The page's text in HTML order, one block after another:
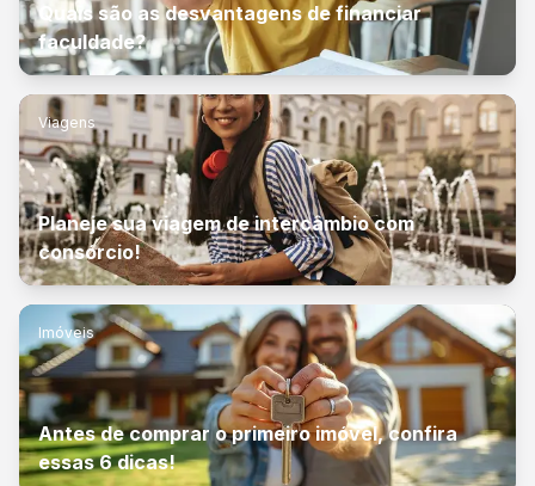
Quais são as desvantagens de financiar
faculdade?
Viagens
Planeje sua viagem de intercâmbio com
consórcio!
Imóveis
Antes de comprar o primeiro imóvel, confira
essas 6 dicas!